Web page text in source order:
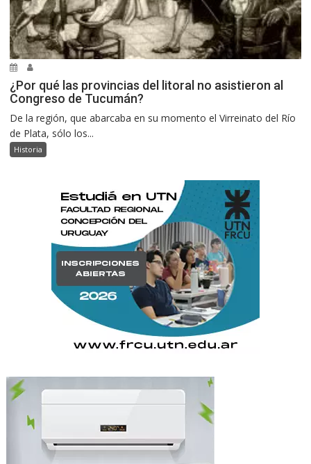
¿Por qué las provincias del litoral no asistieron al
Congreso de Tucumán?
De la región, que abarcaba en su momento el Virreinato del Río
de Plata, sólo los...
Historia